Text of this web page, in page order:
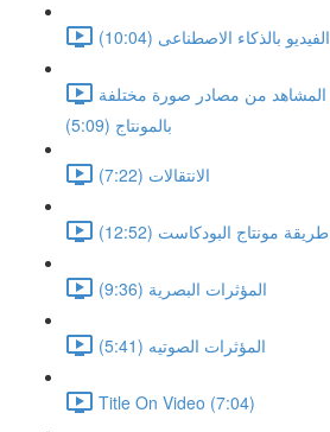
بالذكاء الاصطناعى (10:04)
المشاهد من مصادر صورة مختلفة
بالمونتاج (5:09)
الانتقالات (7:22)
طريقة مونتاج البودكاست (12:52)
المؤثرات البصرية (9:36)
المؤثرات الصوتيه (5:41)
Title On Video (7:04)